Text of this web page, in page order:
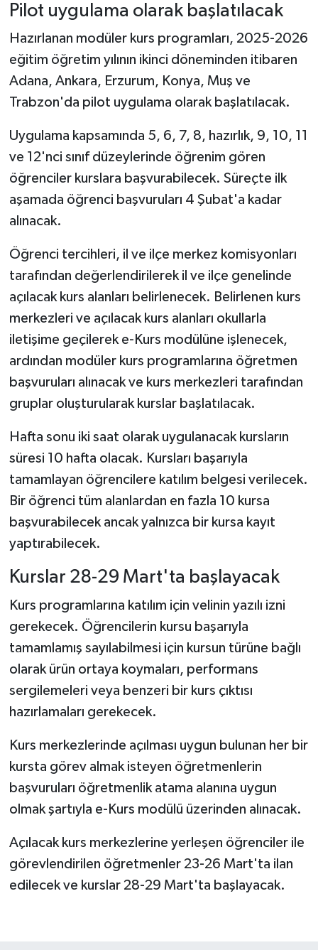
Pilot uygulama olarak başlatılacak
Hazırlanan modüler kurs programları, 2025-2026
eğitim öğretim yılının ikinci döneminden itibaren
Adana, Ankara, Erzurum, Konya, Muş ve
Trabzon'da pilot uygulama olarak başlatılacak.
Uygulama kapsamında 5, 6, 7, 8, hazırlık, 9, 10, 11
ve 12'nci sınıf düzeylerinde öğrenim gören
öğrenciler kurslara başvurabilecek. Süreçte ilk
aşamada öğrenci başvuruları 4 Şubat'a kadar
alınacak.
Öğrenci tercihleri, il ve ilçe merkez komisyonları
tarafından değerlendirilerek il ve ilçe genelinde
açılacak kurs alanları belirlenecek. Belirlenen kurs
merkezleri ve açılacak kurs alanları okullarla
iletişime geçilerek e-Kurs modülüne işlenecek,
ardından modüler kurs programlarına öğretmen
başvuruları alınacak ve kurs merkezleri tarafından
gruplar oluşturularak kurslar başlatılacak.
Hafta sonu iki saat olarak uygulanacak kursların
süresi 10 hafta olacak. Kursları başarıyla
tamamlayan öğrencilere katılım belgesi verilecek.
Bir öğrenci tüm alanlardan en fazla 10 kursa
başvurabilecek ancak yalnızca bir kursa kayıt
yaptırabilecek.
Kurslar 28-29 Mart'ta başlayacak
Kurs programlarına katılım için velinin yazılı izni
gerekecek. Öğrencilerin kursu başarıyla
tamamlamış sayılabilmesi için kursun türüne bağlı
olarak ürün ortaya koymaları, performans
sergilemeleri veya benzeri bir kurs çıktısı
hazırlamaları gerekecek.
Kurs merkezlerinde açılması uygun bulunan her bir
kursta görev almak isteyen öğretmenlerin
başvuruları öğretmenlik atama alanına uygun
olmak şartıyla e-Kurs modülü üzerinden alınacak.
Açılacak kurs merkezlerine yerleşen öğrenciler ile
görevlendirilen öğretmenler 23-26 Mart'ta ilan
edilecek ve kurslar 28-29 Mart'ta başlayacak.